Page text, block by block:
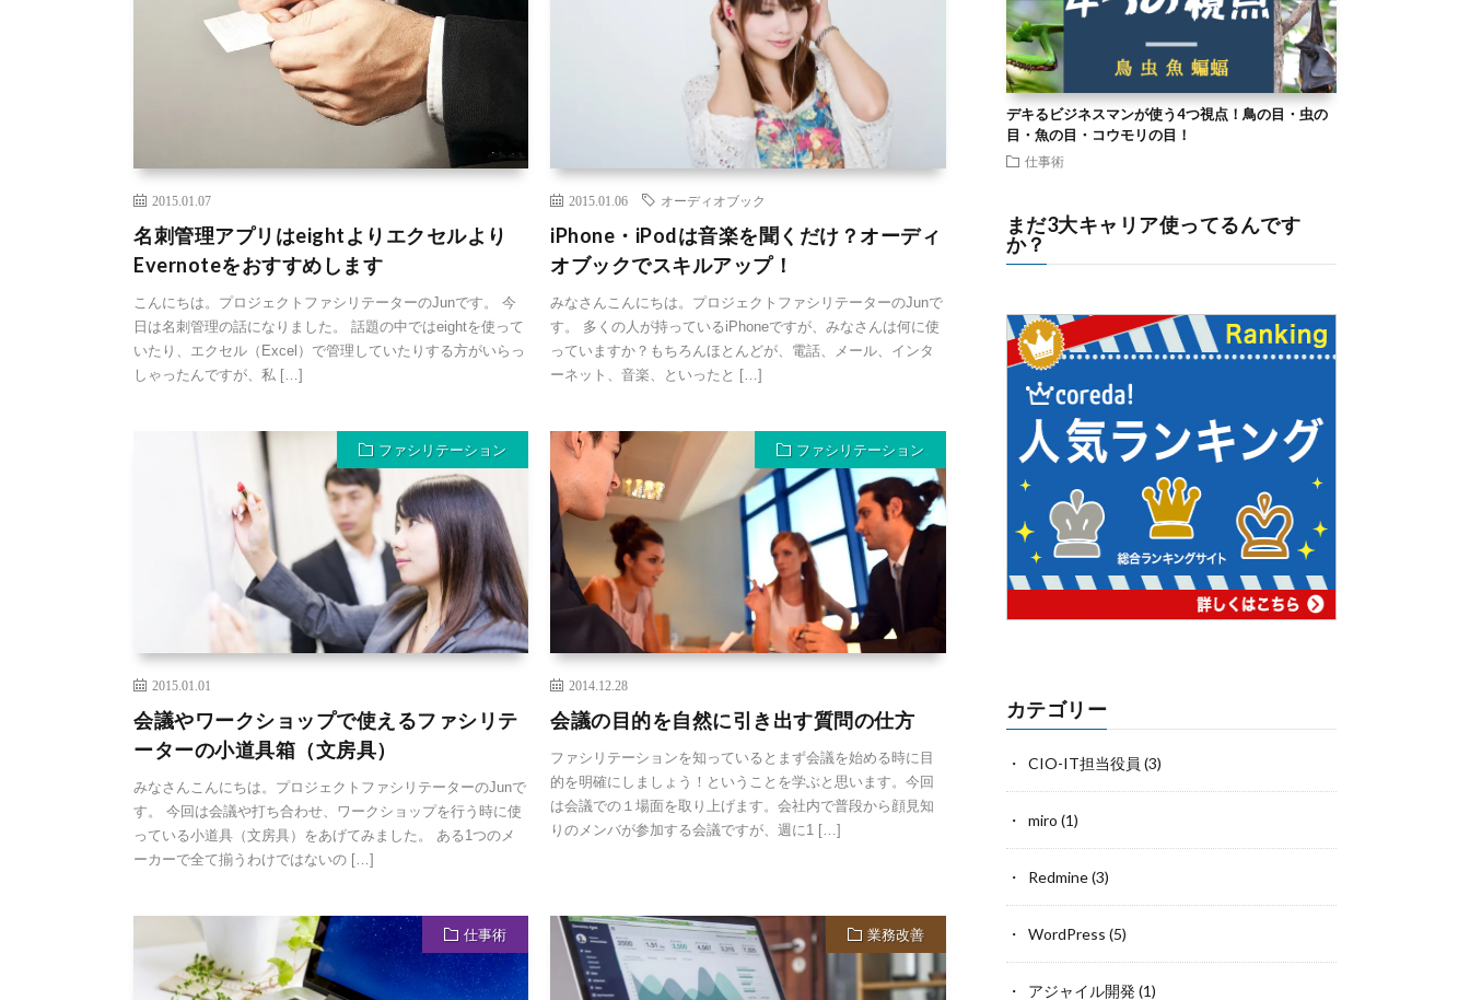
2015.01.07
名刺管理アプリはeightよりエクセルより
Evernoteをおすすめします
こんにちは。プロジェクトファシリテーターのJunです。 今
日は名刺管理の話になりました。 話題の中ではeightを使って
いたり、エクセル（Excel）で管理していたりする方がいらっ
しゃったんですが、私 […]
2015.01.06 オーディオブック
iPhone・iPodは音楽を聞くだけ？オーディ
オブックでスキルアップ！
みなさんこんにちは。プロジェクトファシリテーターのJunで
す。 多くの人が持っているiPhoneですが、みなさんは何に使
っていますか？もちろんほとんどが、電話、メール、インタ
ーネット、音楽、といったと […]
ファシリテーション
2015.01.01
会議やワークショップで使えるファシリテ
ーターの小道具箱（文房具）
みなさんこんにちは。プロジェクトファシリテーターのJunで
す。 今回は会議や打ち合わせ、ワークショップを行う時に使
っている小道具（文房具）をあげてみました。 ある1つのメ
ーカーで全て揃うわけではないの […]
ファシリテーション
2014.12.28
会議の目的を自然に引き出す質問の仕方
ファシリテーションを知っているとまず会議を始める時に目
的を明確にしましょう！ということを学ぶと思います。今回
は会議での１場面を取り上げます。会社内で普段から顔見知
りのメンバが参加する会議ですが、週に1 […]
仕事術 業務改善
デキるビジネスマンが使う4つ視点！鳥の目・虫の
目・魚の目・コウモリの目！
仕事術
まだ3大キャリア使ってるんです
か？
カテゴリー
CIO-IT担当役員 (3)
miro (1)
Redmine(3)
WordPress (5)
アジャイル開発 (1)